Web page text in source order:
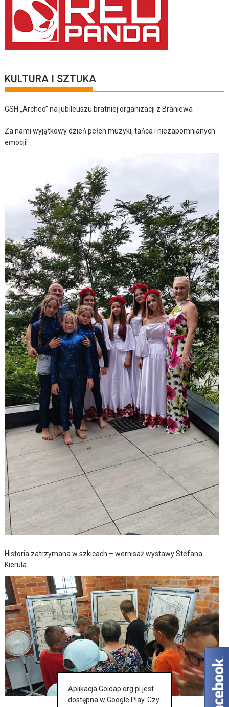
KULTURA I SZTUKA
GSH „Archeo” na jubileuszu bratniej organizacji z Braniewa
Za nami wyjątkowy dzień pełen muzyki, tańca i niezapomnianych
emocji!
Historia zatrzymana w szkicach – wernisaż wystawy Stefana
Kierula
Aplikacja Goldap.org.pl jest
dostępna w Google Play. Czy